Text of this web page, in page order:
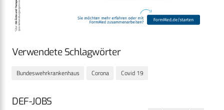
Verwendete Schlagwörter
Bundeswehrkrankenhaus Corona Covid 19
DEF-JOBS